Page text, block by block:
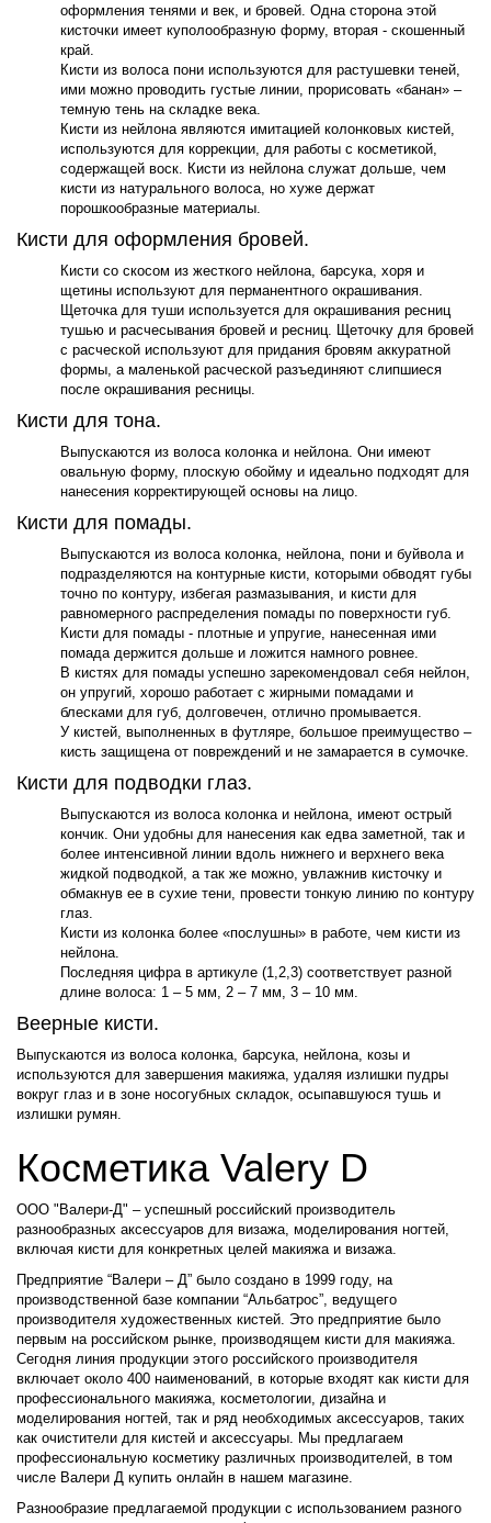
оформления тенями и век, и бровей. Одна сторона этой
кисточки имеет куполообразную форму, вторая - скошенный
край.
Кисти из волоса пони используются для растушевки теней,
ими можно проводить густые линии, прорисовать «банан» –
темную тень на складке века.
Кисти из нейлона являются имитацией колонковых кистей,
используются для коррекции, для работы с косметикой,
содержащей воск. Кисти из нейлона служат дольше, чем
кисти из натурального волоса, но хуже держат
порошкообразные материалы.
Кисти для оформления бровей.
Кисти со скосом из жесткого нейлона, барсука, хоря и
щетины используют для перманентного окрашивания.
Щеточка для туши используется для окрашивания ресниц
тушью и расчесывания бровей и ресниц. Щеточку для бровей
с расческой используют для придания бровям аккуратной
формы, а маленькой расческой разъединяют слипшиеся
после окрашивания ресницы.
Кисти для тона.
Выпускаются из волоса колонка и нейлона. Они имеют
овальную форму, плоскую обойму и идеально подходят для
нанесения корректирующей основы на лицо.
Кисти для помады.
Выпускаются из волоса колонка, нейлона, пони и буйвола и
подразделяются на контурные кисти, которыми обводят губы
точно по контуру, избегая размазывания, и кисти для
равномерного распределения помады по поверхности губ.
Кисти для помады - плотные и упругие, нанесенная ими
помада держится дольше и ложится намного ровнее.
В кистях для помады успешно зарекомендовал себя нейлон,
он упругий, хорошо работает с жирными помадами и
блесками для губ, долговечен, отлично промывается.
У кистей, выполненных в футляре, большое преимущество –
кисть защищена от повреждений и не замарается в сумочке.
Кисти для подводки глаз.
Выпускаются из волоса колонка и нейлона, имеют острый
кончик. Они удобны для нанесения как едва заметной, так и
более интенсивной линии вдоль нижнего и верхнего века
жидкой подводкой, а так же можно, увлажнив кисточку и
обмакнув ее в сухие тени, провести тонкую линию по контуру
глаз.
Кисти из колонка более «послушны» в работе, чем кисти из
нейлона.
Последняя цифра в артикуле (1,2,3) соответствует разной
длине волоса: 1 – 5 мм, 2 – 7 мм, 3 – 10 мм.
Веерные кисти.
Выпускаются из волоса колонка, барсука, нейлона, козы и
используются для завершения макияжа, удаляя излишки пудры
вокруг глаз и в зоне носогубных складок, осыпавшуюся тушь и
излишки румян.
Косметика Valery D
ООО "Валери-Д" – успешный российский производитель
разнообразных аксессуаров для визажа, моделирования ногтей,
включая кисти для конкретных целей макияжа и визажа.
Предприятие “Валери – Д” было создано в 1999 году, на
производственной базе компании “Альбатрос”, ведущего
производителя художественных кистей. Это предприятие было
первым на российском рынке, производящем кисти для макияжа.
Сегодня линия продукции этого российского производителя
включает около 400 наименований, в которые входят как кисти для
профессионального макияжа, косметологии, дизайна и
моделирования ногтей, так и ряд необходимых аксессуаров, таких
как очистители для кистей и аксессуары. Мы предлагаем
профессиональную косметику различных производителей, в том
числе Валери Д купить онлайн в нашем магазине.
Разнообразие предлагаемой продукции с использованием разного